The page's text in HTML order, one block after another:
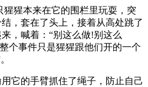
猩本来在它的围栏里玩耍，突
，套在了头上，接着从高处跳了
，喊着：“别这么做!别这么
个事件只是猩猩跟他们开的一个
的手臂抓住了绳子，防止自己